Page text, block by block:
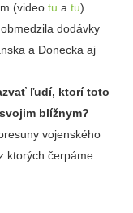
(video tu a tu).
dodávky
a Donecka aj
ľudí, ktorí toto
blížnym?
vojenského
ktorých čerpáme